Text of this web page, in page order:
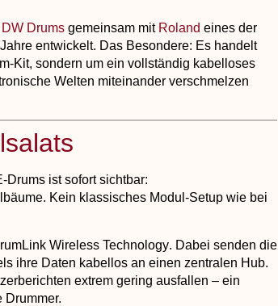
DW Drumsgemeinsam mit Roland eines der
entwickelt. Das Besondere: Es handelt
Kit, sondern um ein vollständig kabelloses
Welten miteinander verschmelzen
Drums ist sofort sichtbar:
Kein klassisches Modul-Setup wie bei
Wireless Technology. Dabei senden die
ihre Daten kabellos an einen zentralen Hub.
extrem gering ausfallen – ein
Drummer.